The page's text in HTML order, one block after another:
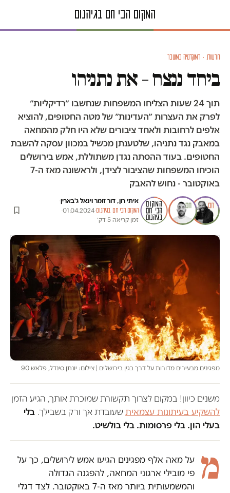
חדשות · דמוקרטיה במשבר
ביחד ננצח – את נתניהו
תוך 24 שעות הצליחו המשפחות שנחשבו ״רדיקליות״
לפרק את העצרות ״העדינות״ של מטה החטופים, להוציא
אלפים לרחובות ולאחד ציבורים שלא היו חלק מהמחאה
במאבק נגד נתניהו, שלטענתן מכשיל במכוון עסקה להשבת
החטופים. בעוד ההסתה נגדן משתוללת, אמש בירושלים
הוכיחו המשפחות שהציבור לצידן, ולראשונה מאז ה-7
באוקטובר - נחוש להאבק
איתי רון, דור זומר וינאל ג'בארין·
המקום הכי חם בגיהנום·
01.04.2024
·
זמן קריאה 5 דק׳
מפגינים מבעירים מדורות על דרך בגין בירושלים | צילום: יונתן סינדל, פלאש 90
משנים כיוון! במקום לצרוך תקשורת שמוכרת אותך, הגיע הזמן
להשקיע בעיתונות עצמאיתשעובדת אך ורק בשבילך. בלי
בעלי הון. בלי פרסומות. בלי בולשיט.
מ על מאה אלף מפגינים הגיעו אמש לירושלים, כך על
פי מובילי ארגוני המחאה, להפגנה הגדולה
והמשמעותית ביותר מאז ה-7 באוקטובר. לצד דגלי